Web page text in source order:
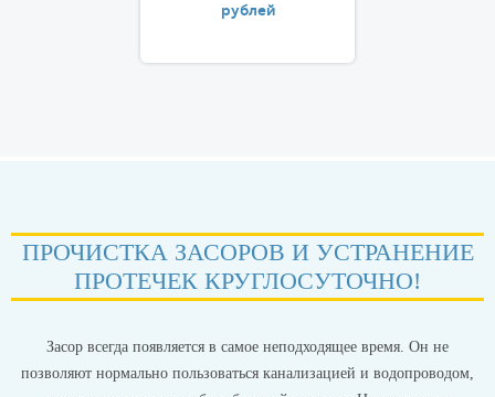
рублей
ПРОЧИСТКА ЗАСОРОВ И УСТРАНЕНИЕ
ПРОТЕЧЕК КРУГЛОСУТОЧНО!
Засор всегда появляется в самое неподходящее время. Он не
позволяют нормально пользоваться канализацией и водопроводом,